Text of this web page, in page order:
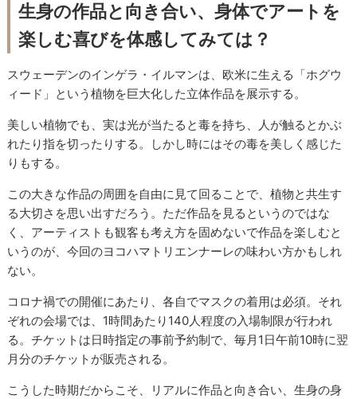
生身の作品と向き合い、身体でアートを
楽しむ喜びを体感してみては？
スウェーデンのインゲラ・イルマンは、欧米に生える「ホグウ
ィード」という植物を巨大化した立体作品を展示する。
美しい植物でも、実は光が当たると毒を持ち、人が触るとかぶ
れたり指を切ったりする。しかし時にはその毒を美しく感じた
りもする。
この大きな作品の周囲を自由に見て回ることで、植物と共生す
る大切さを思い出すだろう。ただ作品を見るというのではな
く、アーティストも観客も考え方を固めないで作品を楽しむと
いうのが、今回のヨコハマトリエンナーレの味わい方かもしれ
ない。
コロナ禍での開催にあたり、各自でマスクの着用は必須。それ
ぞれの会場では、1時間あたり140人程度の入場制限が行われ
る。チケットは日時指定の事前予約制で、毎月1日午前10時に翌
月分のチケットが販売される。
こうした時期だからこそ、リアルに作品と向き合い、生身の身